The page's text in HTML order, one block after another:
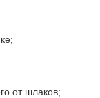
от шлаков;